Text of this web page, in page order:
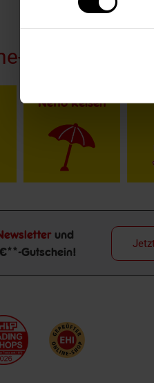
Angebote
Netto Reisen
Anmeldung
und
Gutschein!